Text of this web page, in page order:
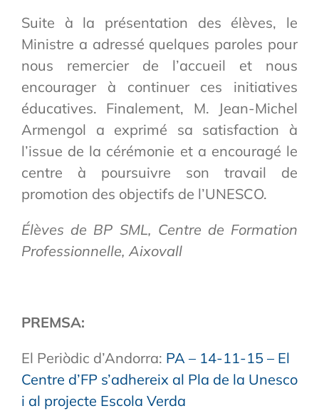
Suite à la présentation des élèves, le
Ministre a adressé quelques paroles pour
nous remercier de l’accueil et nous
encourager à continuer ces initiatives
éducatives. Finalement, M. Jean-Michel
Armengol a exprimé sa satisfaction à
l’issue de la cérémonie et a encouragé le
centre à poursuivre son travail de
promotion des objectifs de l’UNESCO.
Élèves de BP SML, Centre de Formation
Professionnelle, Aixovall
PREMSA:
El Periòdic d’Andorra: PA – 14-11-15 – El
Centre d’FP s’adhereix al Pla de la Unesco
i al projecte Escola Verda